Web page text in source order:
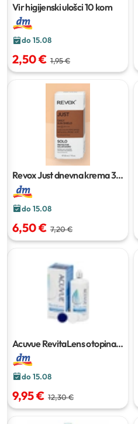
Vir higijenski ulošci10 kom
do 15.08
2,50 € 1,95 €
Revox Just dnevna krema30
ml
do 15.08
6,50 € 7,20 €
Acuvue RevitaLens otopina
360 ml
do 15.08
9,95 € 12,30 €